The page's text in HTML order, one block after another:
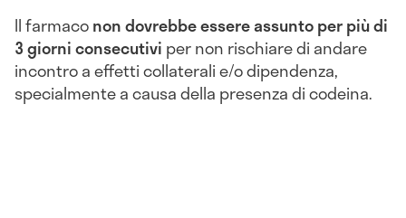
Il farmaconon dovrebbe essere assunto per più di
3 giorni consecutivi per non rischiare di andare
incontro a effetti collaterali e/o dipendenza,
specialmente a causa della presenza di codeina.